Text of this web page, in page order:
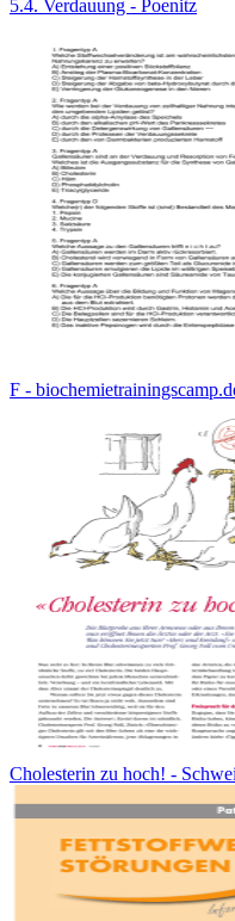
5.4. Verdauung - Poenitz
F -
Cholesterin zu hoch! -